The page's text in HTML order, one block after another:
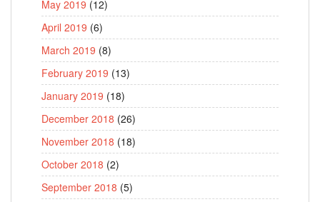
May 2019 (12)
April 2019 (6)
March 2019 (8)
February 2019 (13)
January 2019 (18)
December 2018 (26)
November 2018 (18)
October 2018 (2)
September 2018 (5)